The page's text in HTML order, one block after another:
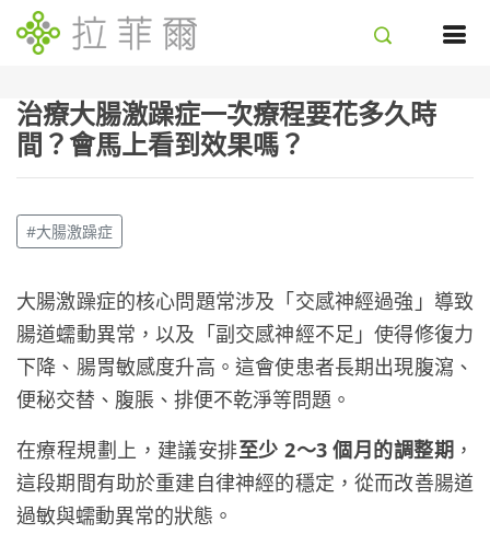
治療大腸激躁症一次療程要花多久時
間？會馬上看到效果嗎？
#大腸激躁症
大腸激躁症的核心問題常涉及「交感神經過強」導致
腸道蠕動異常，以及「副交感神經不足」使得修復力
下降、腸胃敏感度升高。這會使患者長期出現腹瀉、
便秘交替、腹脹、排便不乾淨等問題。
在療程規劃上，建議安排至少 2～3 個月的調整期 ，
這段期間有助於重建自律神經的穩定，從而改善腸道
過敏與蠕動異常的狀態。